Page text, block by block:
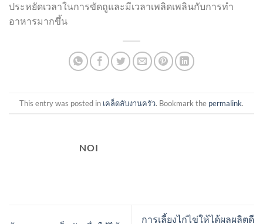
ประหยัดเวลาในการขัดถูและมีเวลาเพลิดเพลินกับการทำ
อาหารมากขึ้น
This entry was posted in เคล็ดลับงานครัว. Bookmark the permalink.
NOI
การเลี้ยงไก่ไข่ให้ได้ผลผลิตดี